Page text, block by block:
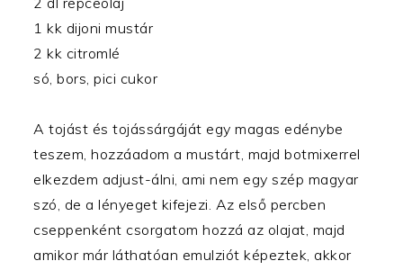
1 kk dijoni mustár
2 kk citromlé
só, bors, pici cukor
A tojást és tojássárgáját egy magas edénybe
teszem, hozzáadom a mustárt, majd botmixerrel
elkezdem adjust-álni, ami nem egy szép magyar
szó, de a lényeget kifejezi. Az első percben
cseppenként csorgatom hozzá az olajat, majd
amikor már láthatóan emulziót képeztek, akkor